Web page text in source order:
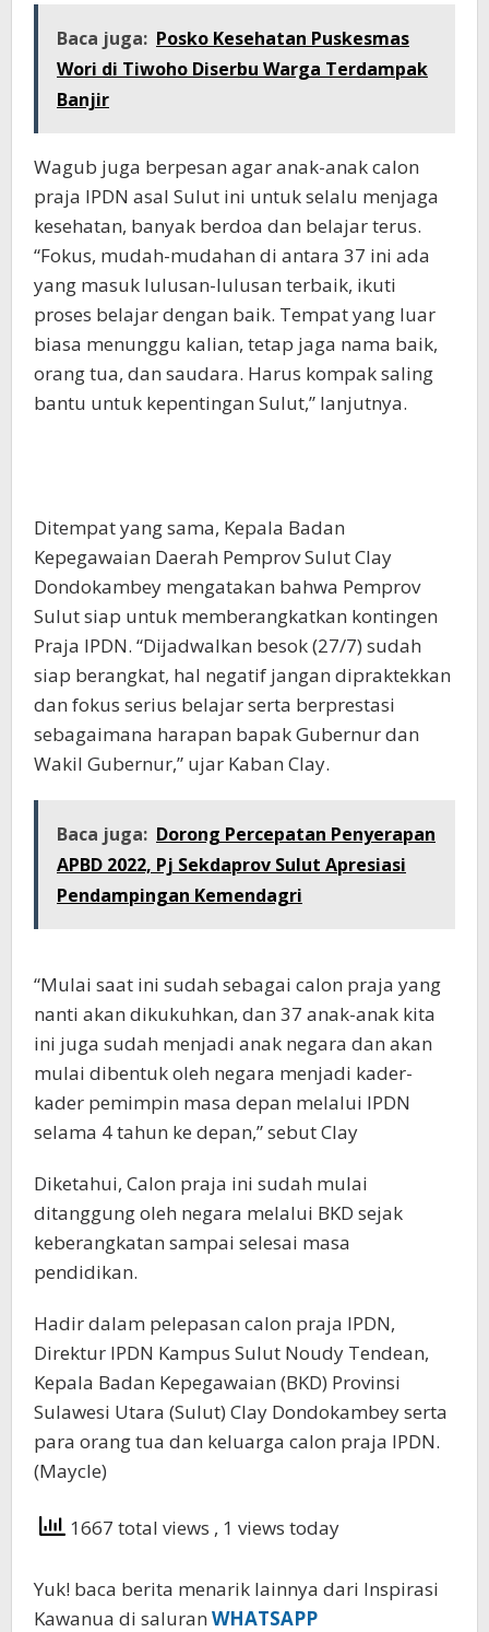
Baca juga: Posko Kesehatan Puskesmas
Wori di Tiwoho Diserbu Warga Terdampak
Banjir
Wagub juga berpesan agar anak-anak calon
praja IPDN asal Sulut ini untuk selalu menjaga
kesehatan, banyak berdoa dan belajar terus.
“Fokus, mudah-mudahan di antara 37 ini ada
yang masuk lulusan-lulusan terbaik, ikuti
proses belajar dengan baik. Tempat yang luar
biasa menunggu kalian, tetap jaga nama baik,
orang tua, dan saudara. Harus kompak saling
bantu untuk kepentingan Sulut,” lanjutnya.
Ditempat yang sama, Kepala Badan
Kepegawaian Daerah Pemprov Sulut Clay
Dondokambey mengatakan bahwa Pemprov
Sulut siap untuk memberangkatkan kontingen
Praja IPDN. “Dijadwalkan besok (27/7) sudah
siap berangkat, hal negatif jangan dipraktekkan
dan fokus serius belajar serta berprestasi
sebagaimana harapan bapak Gubernur dan
Wakil Gubernur,” ujar Kaban Clay.
Baca juga: Dorong Percepatan Penyerapan
APBD 2022, Pj Sekdaprov Sulut Apresiasi
Pendampingan Kemendagri
“Mulai saat ini sudah sebagai calon praja yang
nanti akan dikukuhkan, dan 37 anak-anak kita
ini juga sudah menjadi anak negara dan akan
mulai dibentuk oleh negara menjadi kader-
kader pemimpin masa depan melalui IPDN
selama 4 tahun ke depan,” sebut Clay
Diketahui, Calon praja ini sudah mulai
ditanggung oleh negara melalui BKD sejak
keberangkatan sampai selesai masa
pendidikan.
Hadir dalam pelepasan calon praja IPDN,
Direktur IPDN Kampus Sulut Noudy Tendean,
Kepala Badan Kepegawaian (BKD) Provinsi
Sulawesi Utara (Sulut) Clay Dondokambey serta
para orang tua dan keluarga calon praja IPDN.
(Maycle)
1667 total views , 1 views today
Yuk! baca berita menarik lainnya dari Inspirasi
Kawanua di saluran WHATSAPP